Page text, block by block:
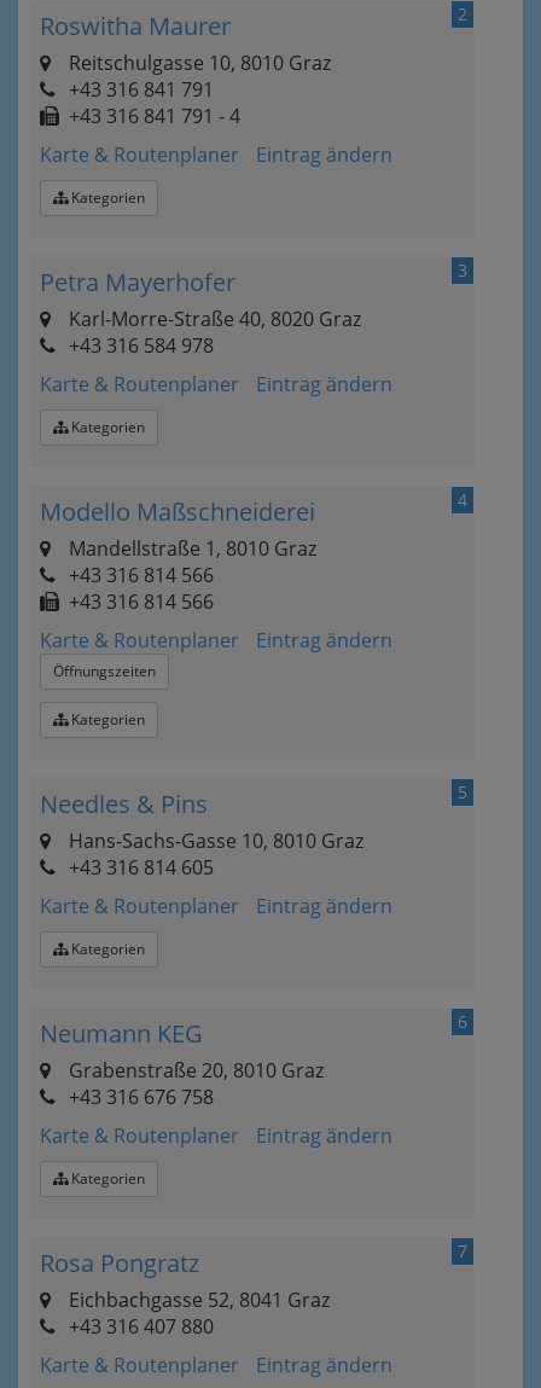
2
Roswitha Maurer
Reitschulgasse 10, 8010 Graz
+43 316 841 791
+43 316 841 791 - 4
Karte & Routenplaner
Eintrag ändern
Kategorien
3
Petra Mayerhofer
Karl-Morre-Straße 40, 8020 Graz
+43 316 584 978
Karte & Routenplaner
Eintrag ändern
Kategorien
4
Modello Maßschneiderei
Mandellstraße 1, 8010 Graz
+43 316 814 566
+43 316 814 566
Karte & Routenplaner
Eintrag ändern
Öffnungszeiten
Kategorien
5
Needles & Pins
Hans-Sachs-Gasse 10, 8010 Graz
+43 316 814 605
Karte & Routenplaner
Eintrag ändern
Kategorien
6
Neumann KEG
Grabenstraße 20, 8010 Graz
+43 316 676 758
Karte & Routenplaner
Eintrag ändern
Kategorien
7
Rosa Pongratz
Eichbachgasse 52, 8041 Graz
+43 316 407 880
Karte & Routenplaner
Eintrag ändern